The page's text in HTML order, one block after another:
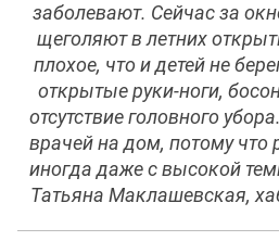
заболевают. Сейчас за
щеголяют в летних
плохое, что и детей не
открытые руки-ноги,
отсутствие головного
врачей на дом, потому что
иногда даже с высокой
Татьяна Маклашевская,